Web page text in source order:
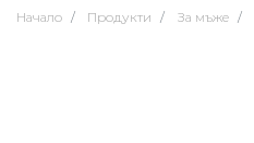
Начало Продукти За мъже